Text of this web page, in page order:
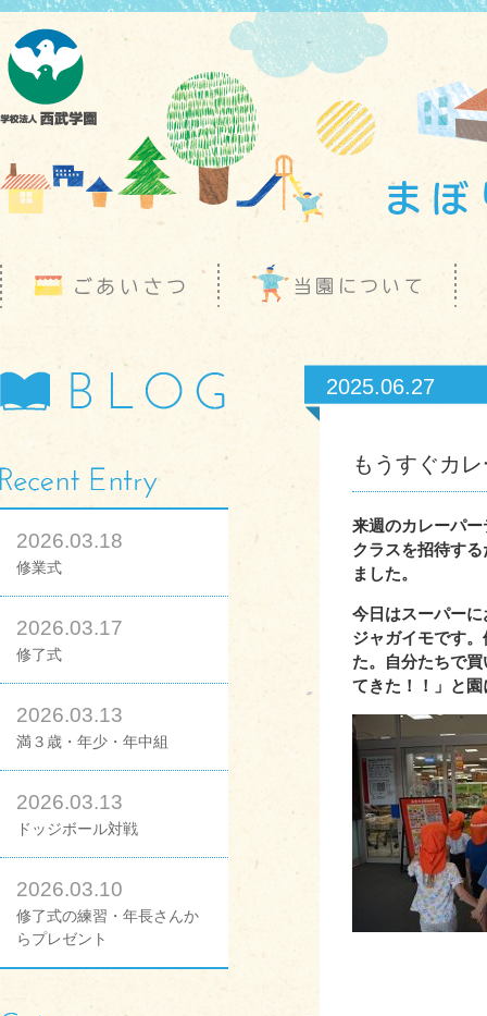
2026.03.18
修業式
2026.03.17
修了式
2026.03.13
満３歳・年少・年中組
2026.03.13
ドッジボール対戦
2026.03.10
修了式の練習・年長さんか
らプレゼント
2025.06.27
もうすぐカ
来週のカレーパ
クラスを招待す
ました。
今日はスーパー
ジャガイモです
た。自分たちで
てきた！！」と